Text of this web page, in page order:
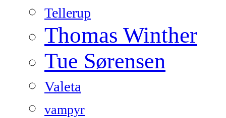
Tellerup
Thomas Winther
Tue Sørensen
Valeta
vampyr